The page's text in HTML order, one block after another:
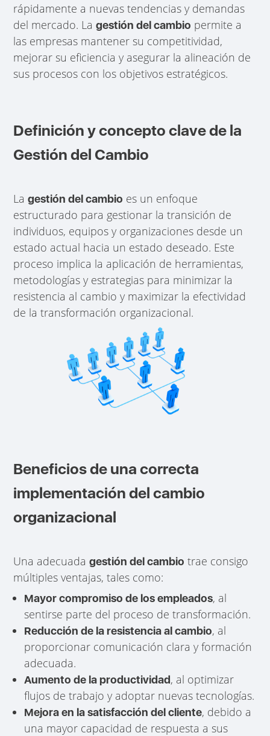
rápidamente a nuevas tendencias y demandas
del mercado. Lagestión del cambio permite a
las empresas mantener su competitividad,
mejorar su eficiencia y asegurar la alineación de
sus procesos con los objetivos estratégicos.
Definición y concepto clave de la
Gestión del Cambio
Lagestión del cambio es un enfoque
estructurado para gestionar la transición de
individuos, equipos y organizaciones desde un
estado actual hacia un estado deseado. Este
proceso implica la aplicación de herramientas,
metodologías y estrategias para minimizar la
resistencia al cambio y maximizar la efectividad
de la transformación organizacional.
Beneficios de una correcta
implementación del cambio
organizacional
Una adecuadagestión del cambio trae consigo
múltiples ventajas, tales como:
Mayor compromiso de los empleados, al
sentirse parte del proceso de transformación.
Reducción de la resistencia al cambio, al
proporcionar comunicación clara y formación
adecuada.
Aumento de la productividad, al optimizar
flujos de trabajo y adoptar nuevas tecnologías.
Mejora en la satisfacción del cliente, debido a
una mayor capacidad de respuesta a sus